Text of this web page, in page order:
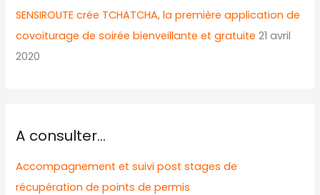
SENSIROUTE crée TCHATCHA, la première application de
covoiturage de soirée bienveillante et gratuite 21 avril
2020
A consulter…
Accompagnement et suivi post stages de
récupération de points de permis